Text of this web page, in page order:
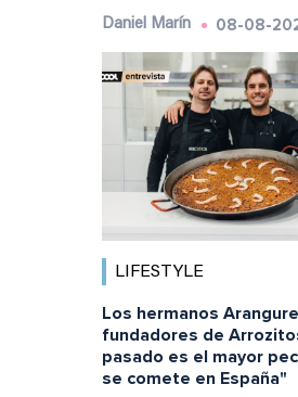
Daniel Marín 08-08-
LIFESTYLE
Los hermanos
fundadores de
pasado es el mayor
se comete en España"